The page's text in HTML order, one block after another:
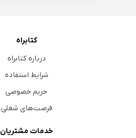
کتابراه
درباره کتابراه
شرایط استفاده
حریم خصوصی
فرصت‌های شغلی
خدمات مشتریان